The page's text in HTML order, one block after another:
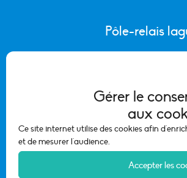
Gérer le
aux
Ce site internet utilise des cookies afin
et de mesurer l'audience.
Accepter les
Pôle-relais
CONTACTER